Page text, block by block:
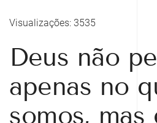
Visualizações: 3535
Deus não
apenas no
somos,